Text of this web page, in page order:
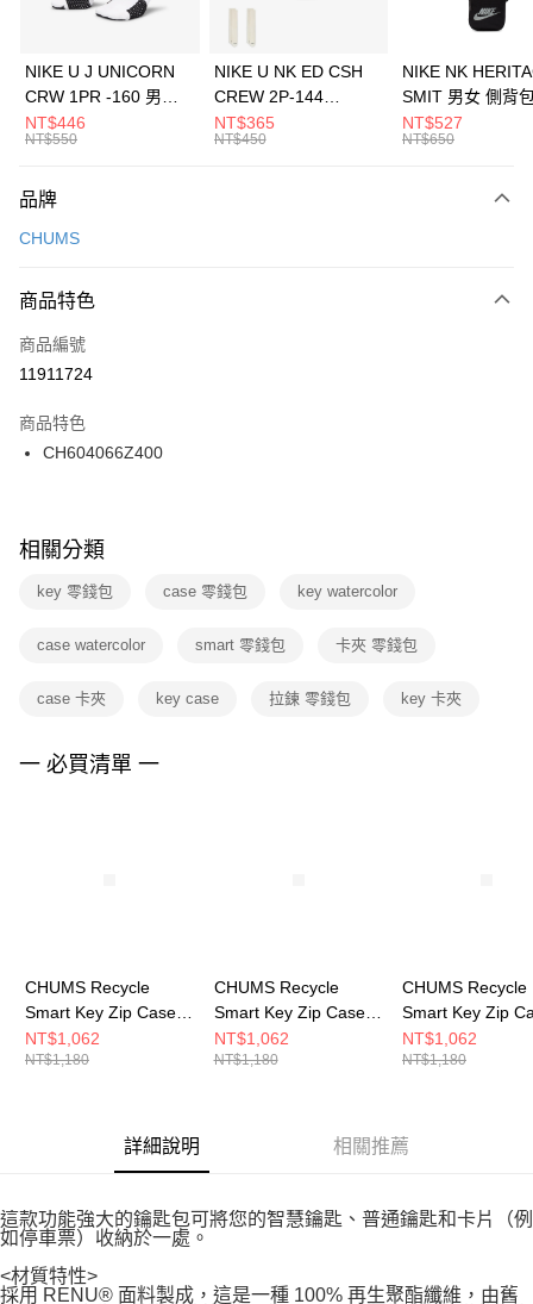
上海商業儲蓄銀行
元大商業銀行
台灣樂天信用卡公司
Apple Pay
全盈+PAY
AFTEE先享後付
【關於「AFTEE先享後付」】
便利好安心！
３．安心：先確認商品／服務後，再付款。
【「AFTEE先享後付」結帳流程】
１．於結帳方式選擇「AFTEE先享後付」後，將跳轉至「AFTEE先享後付」
２．訂單成立數日內，您將收到繳費通知簡訊。
３．收到繳費通知簡訊後14天內，點擊此簡訊中的連結，可透過四大超商／
ATM／網路銀行／等多元方式進行付款，方視為交易完成。
※ 交易是否成功請以「AFTEE先享後付 」之結帳頁面顯示為準，若有關於
是否繳費成功／繳費後需取消欲退款等相關疑問，請聯繫「AFTEE先享後付
客戶支援中心」
https://netprotections.freshdesk.com/support/home
１．透過由恩沛科技股份有限公司提供之「AFTEE先享後付」服務完成之交
權轉讓予恩沛科技股份有限公司。
３．未成年的使用者請事先徵得法定代理人或監護人之同意方可使用
「AFTEE先享後付」，若未經同意申辦者引起之損失，本公司不負相關責
運送方式
每筆NT$100，滿NT$1,500(含以上)免運費
宅配
每筆NT$100，滿NT$1,500(含以上)免運費
付款後門市自取
每筆NT$100，滿NT$1,500(含以上)免運費
NIKE U J UNICORN
CRW 1PR -160 男女
中統襪 FZ3393100
NT$446
NT$550
NIKE U NK ED CSH
CREW 2P-144
EMBRDY 男女 短統襪
FZ3073133
NT$365
NT$450
NIKE NK
SMIT 男女 側背
BA5871010
NT$527
NT$650
品牌
CHUMS
商品特色
商品編號
11911724
商品特色
CH604066Z400
相關分類
key 零錢包 case 零錢包 key watercolor
case watercolor smart 零錢包 卡夾 零錢包
case 卡夾 key case 拉鍊 零錢包 key 卡夾
一 必買清單 一
CHUMS Recycle
Smart Key Zip Case卡
夾零錢包 Circus
CH604066Z402
NT$1,062
NT$1,180
CHUMS Recycle
Smart Key Zip Case卡
夾零錢包 深藍綠
CH604066T035
NT$1,062
NT$1,180
CHUMS Recycle
Smart Key Zip
夾零錢包 粉紅
CH604066R018
NT$1,062
NT$1,180
詳細說明 相關推薦
這款功能強大的鑰匙包可將您的智慧鑰匙、普通鑰匙和卡片（例
如停車票）收納於一處。
<材質特性>
採用 RENU® 面料製成，這是一種 100% 再生聚酯纖維，由舊